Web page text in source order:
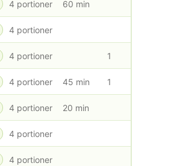
4 portioner 60 min
4 portioner
4 portioner 1
4 portioner 45 min 1
4 portioner 20 min
4 portioner
4 portioner